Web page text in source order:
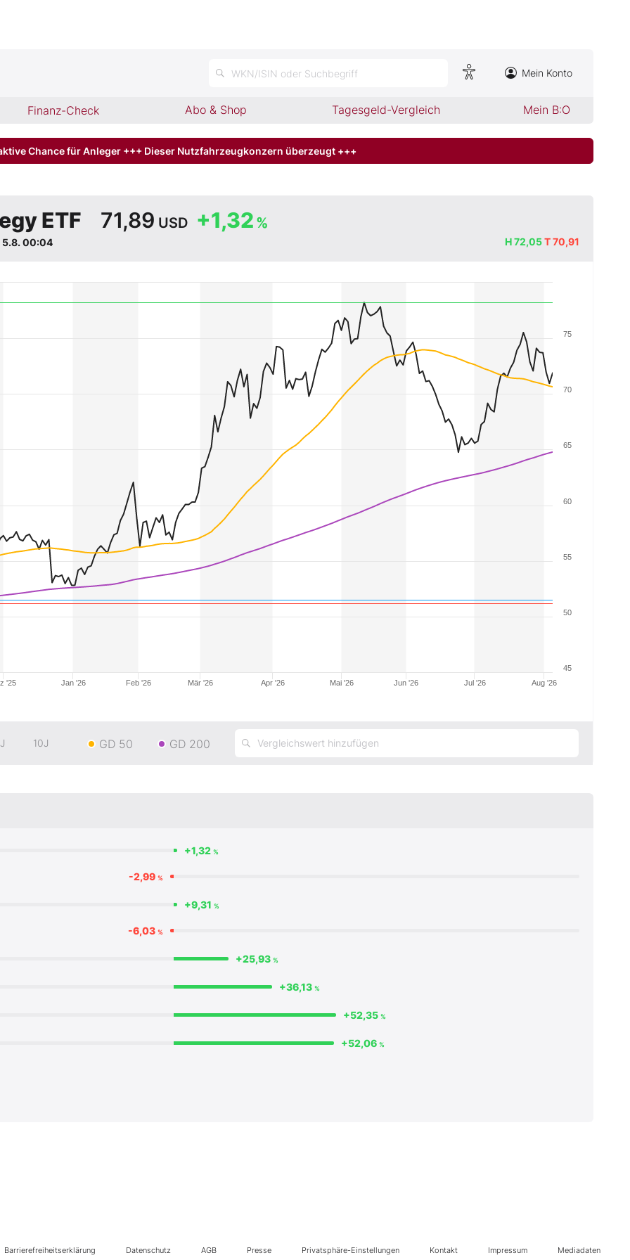
WKN/ISIN oder Suchbegriff Mein Konto
Finanz-Check Abo & Shop Tagesgeld-Vergleich Mein B:O
Chance für Anleger +++ Dieser Nutzfahrzeugkonzern überzeugt +++
ETF +1,32 %
71,89 USD
H72,05T70,91
5.8. 00:04
'25 Jan '26 Feb '26 Mär '26 Apr '26 Mai '26 Jun '26 Jul '26 Aug '26
45
50
55
60
65
70
75
10J GD 50 GD 200
+1,32 %
-2,99 %
+9,31 %
-6,03 %
+25,93%
+36,13%
+52,35 %
+52,06%
Barrierefreiheitserklärung Datenschutz AGB Presse Privatsphäre-Einstellungen Kontakt Impressum Mediadaten